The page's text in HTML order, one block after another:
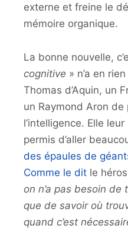
externe et freine le
mémoire organique.
La bonne nouvelle,
cognitive » n’a en
Thomas d’Aquin, un
un Raymond Aron de
l’intelligence. Elle
permis d’aller
des épaules de
Comme le dit le
on n’a pas besoin de
que de savoir où
quand c’est